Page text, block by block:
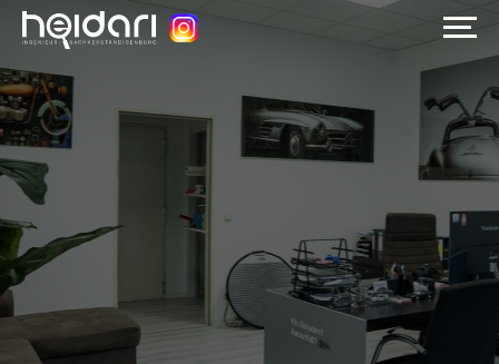
Startseite
Über uns
Leistungen
Wissenswert
Jetzt anrufen
+49 178 5189556